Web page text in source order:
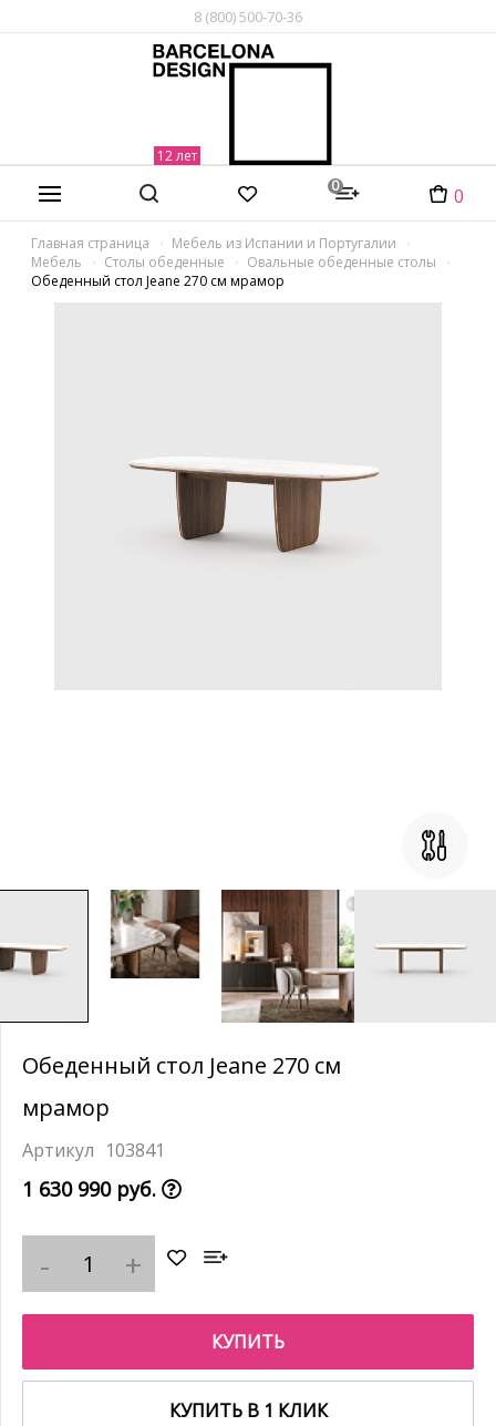
8 (800) 500-70-36
0 0
Главная страница
Мебель из Испании и Португалии
Мебель
Столы обеденные
Овальные обеденные столы
Обеденный стол Jeane 270 см мрамор
Обеденный стол Jeane 270 см
мрамор
103841
1 630 990 руб.
КУПИТЬ
КУПИТЬ В 1 КЛИК